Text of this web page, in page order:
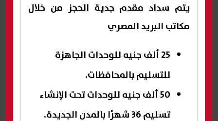
يتم سداد مقدم جدية الحجز من خلال
مكاتب البريد المصري
25 ألف جنيه للوحدات الجاهزة
للتسليم بالمحافظات.
50 ألف جنيه للوحدات تحت الإنشاء
تسليم 36 شهرًا بالمدن الجديدة.